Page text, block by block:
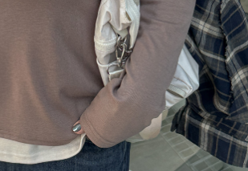
익스클루시브
아우터
티셔츠
니트
블라우스